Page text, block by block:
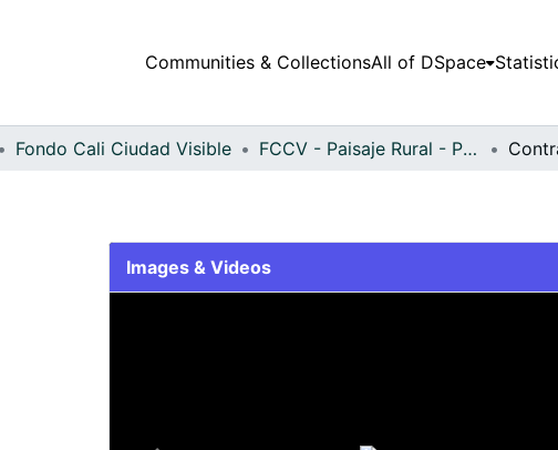
Communities & CollectionsAll of DSpace
Fondo Cali Ciudad Visible FCCV - Paisaje Rural - Patrimonial
Images & Videos